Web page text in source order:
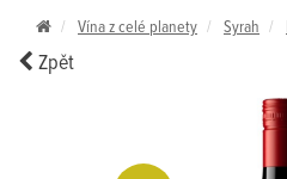
Vína z celé planety Syrah
Zpět